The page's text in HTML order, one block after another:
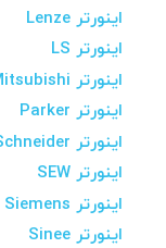
اینورتر Lenze
اینورتر LS
اینورتر Mitsubishi
اینورتر Parker
اینورتر Schneider
اینورتر SEW
اینورتر Siemens
اینورتر Sinee